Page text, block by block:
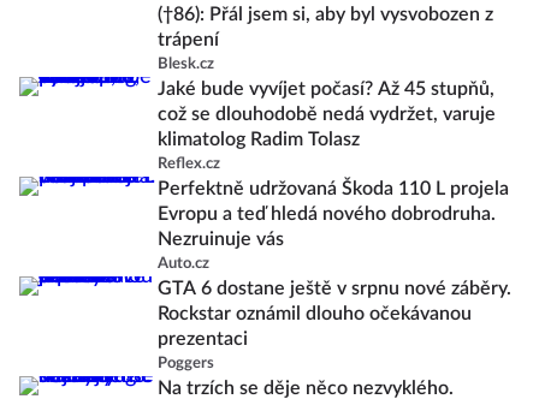
(†86): Přál jsem si, aby byl vysvobozen z
trápení
Blesk.cz
Jaké bude vyvíjet počasí? Až 45 stupňů,
což se dlouhodobě nedá vydržet, varuje
klimatolog Radim Tolasz
Reflex.cz
Perfektně udržovaná Škoda 110 L projela
Evropu a teď hledá nového dobrodruha.
Nezruinuje vás
Auto.cz
GTA 6 dostane ještě v srpnu nové záběry.
Rockstar oznámil dlouho očekávanou
prezentaci
Poggers
Na trzích se děje něco nezvyklého.